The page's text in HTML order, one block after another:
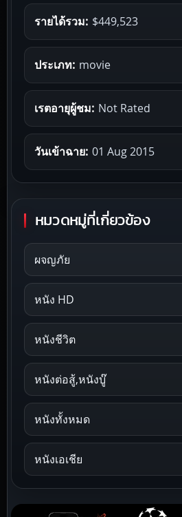
รายได้รวม: $449,523
ประเภท: movie
เรตอายุผู้ชม: Not Rated
วันเข้าฉาย: 01 Aug 2015
หมวดหมู่ที่เกี่ยวข้อง
ผจญภัย
หนัง HD
หนังชีวิต
หนังต่อสู้,หนังบู๊
หนังทั้งหมด
หนังเอเชีย